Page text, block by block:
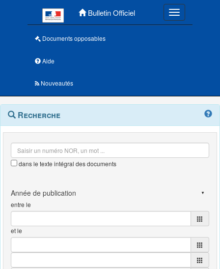
Bulletin Officiel Toggle
Documents opposables
Aide
Nouveautés
Navigation
outils
Menu
contextuel
Recherche
dans le texte intégral des documents
entre le
et le